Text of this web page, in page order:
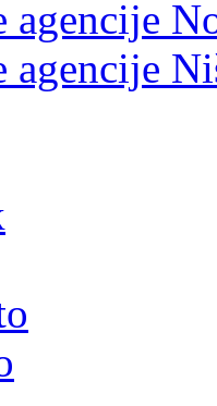
agencije
agencije